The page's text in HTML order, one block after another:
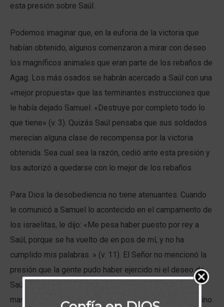
esta presión sobre Saúl.
Podemos imaginar que, en la euforia de la victoria que
habían obtenido, algunos comenzaron a mirar con deseo
los magníficos animales que eran parte de los rebaños de
Agag. Los más osados se habrán acercado a Saúl con una
«mejor propuesta» que las terminantes instrucciones que
le había dejado Samuel: «Destruye por completo todo lo
que tiene» (v. 3). Quizás Saúl pensaba que sus soldados
merecían alguna clase de recompensa por la victoria
obtenida. Sea cual sea la razón, cedió ante esta presión y
los autorizó a quedarse con lo mejor de los rebaños.
Para Dios la desobediencia no tiene atenuantes. Cuando
le comunicó a Samuel lo acontecido en el campamento de
los israelitas, le dijo: «Me pesa haber puesto por rey a
Saúl, porque se ha vuelto de en pos de mí, y no ha
cumplido mis palabras. » (v. 11). El Señor no mencionó la
presión que la gente pudo haber ejercido ni el deseo de
Saúl de quedar bien con ellos ni lo difícil que se hace
mantenerse firme cuando el pueblo clama por otro camino.